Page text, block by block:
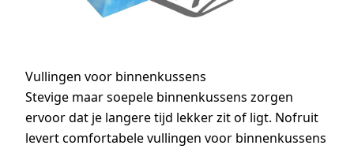
Vullingen voor binnenkussens
Stevige maar soepele binnenkussens zorgen
ervoor dat je langere tijd lekker zit of ligt. Nofruit
levert comfortabele vullingen voor binnenkussens